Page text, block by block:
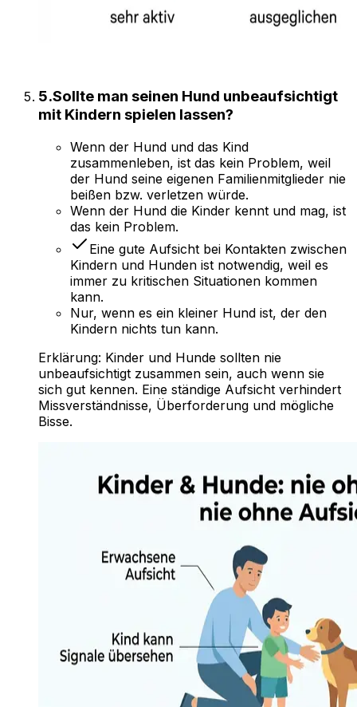
5.Sollte man seinen Hund unbeaufsichtigt
mit Kindern spielen lassen?
Wenn der Hund und das Kind
zusammenleben, ist das kein Problem, weil
der Hund seine eigenen Familienmitglieder nie
beißen bzw. verletzen würde.
Wenn der Hund die Kinder kennt und mag, ist
das kein Problem.
Eine gute Aufsicht bei Kontakten zwischen
Kindern und Hunden ist notwendig, weil es
immer zu kritischen Situationen kommen
kann.
Nur, wenn es ein kleiner Hund ist, der den
Kindern nichts tun kann.
Erklärung: Kinder und Hunde sollten nie
unbeaufsichtigt zusammen sein, auch wenn sie
sich gut kennen. Eine ständige Aufsicht verhindert
Missverständnisse, Überforderung und mögliche
Bisse.